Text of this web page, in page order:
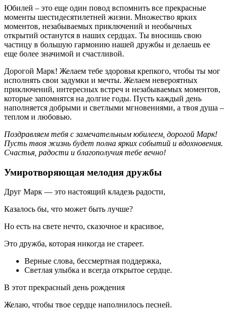
Юбилей – это еще один повод вспомнить все прекрасные
моменты шестидесятилетней жизни. Множество ярких
моментов, незабываемых приключений и необычных
открытий останутся в наших сердцах. Ты вносишь свою
частицу в большую гармонию нашей дружбы и делаешь ее
еще более значимой и счастливой.
Дорогой Марк! Желаем тебе здоровья крепкого, чтобы ты мог
исполнять свои задумки и мечты. Желаем невероятных
приключений, интересных встреч и незабываемых моментов,
которые запомнятся на долгие годы. Пусть каждый день
наполняется добрыми и светлыми мгновениями, а твоя душа –
теплом и любовью.
Поздравляем тебя с замечательным юбилеем, дорогой Марк!
Пусть твоя жизнь будет полна ярких событий и вдохновения.
Счастья, радости и благополучия тебе вечно!
Умиротворяющая мелодия дружбы
Друг Марк — это настоящий кладезь радости,
Казалось бы, что может быть лучше?
Но есть на свете нечто, сказочное и красивое,
Это дружба, которая никогда не стареет.
Верные слова, бессмертная поддержка,
Светлая улыбка и всегда открытое сердце.
В этот прекрасный день рождения
Желаю, чтобы твое сердце наполнилось песней.